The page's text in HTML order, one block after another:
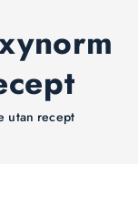
utan recept